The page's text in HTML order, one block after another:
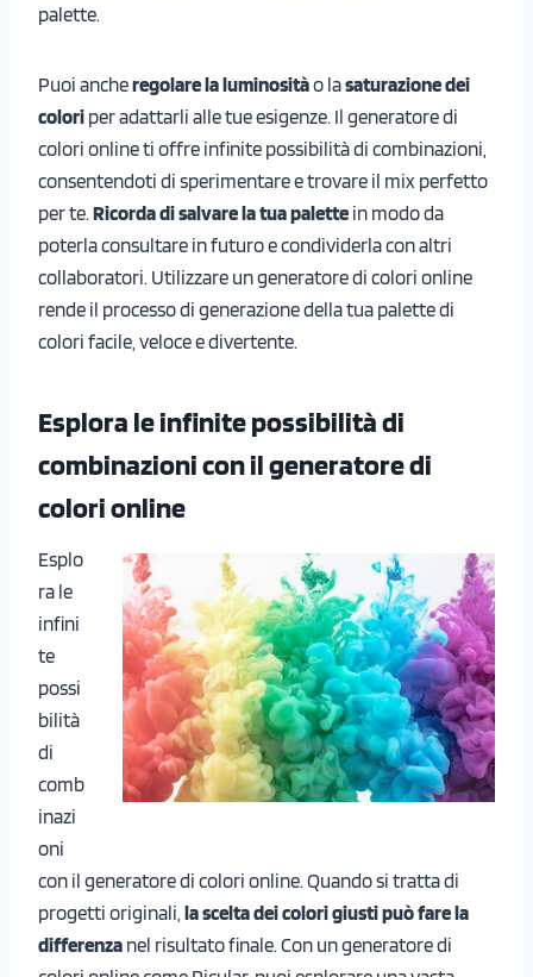
palette.
Puoi ancheregolare la luminositào lasaturazione dei
colori per adattarli alle tue esigenze. Il generatore di
colori online ti offre infinite possibilità di combinazioni,
consentendoti di sperimentare e trovare il mix perfetto
per te. Ricorda di salvare la tua palette in modo da
poterla consultare in futuro e condividerla con altri
collaboratori. Utilizzare un generatore di colori online
rende il processo di generazione della tua palette di
colori facile, veloce e divertente.
Esplora le infinite possibilità di
combinazioni con il generatore di
colori online
Esplo
ra le
infini
te
possi
bilità
di
comb
inazi
oni
con il generatore di colori online. Quando si tratta di
progetti originali, la scelta dei colori giusti può fare la
differenza nel risultato finale. Con un generatore di